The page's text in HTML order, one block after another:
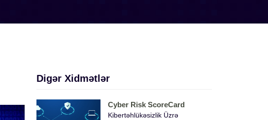
Digər Xidmətlər
Cyber Risk ScoreCard
Kibertəhlükəsizlik Üzrə